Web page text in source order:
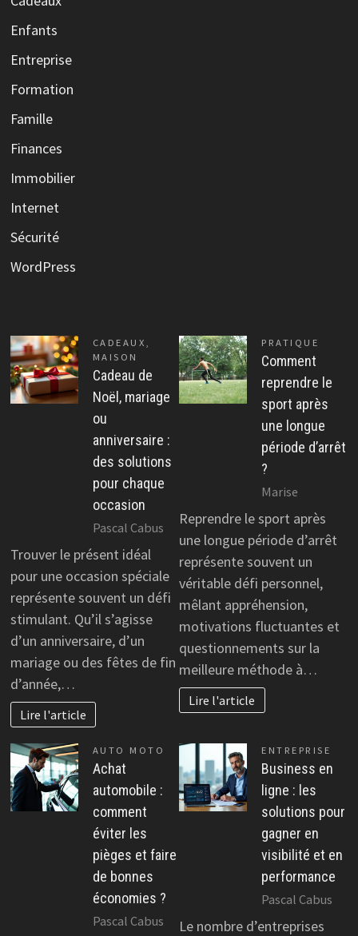
Enfants
Entreprise
Formation
Famille
Finances
Immobilier
Internet
Sécurité
WordPress
CADEAUX ,
MAISON
Cadeau de
Noël, mariage
ou
anniversaire :
des solutions
pour chaque
occasion
Pascal Cabus
Trouver le présent idéal
pour une occasion spéciale
représente souvent un défi
stimulant. Qu’il s’agisse
d’un anniversaire, d’un
mariage ou des fêtes de fin
d’année,…
Lire l'article
PRATIQUE
Comment
reprendre le
sport après
une longue
période d’arrêt
?
Marise
Reprendre le sport après
une longue période d’arrêt
représente souvent un
véritable défi personnel,
mêlant appréhension,
motivations fluctuantes et
questionnements sur la
meilleure méthode à…
Lire l'article
AUTO MOTO
Achat
automobile :
comment
éviter les
pièges et faire
de bonnes
économies ?
Pascal Cabus
ENTREPRISE
Business en
ligne : les
solutions pour
gagner en
visibilité et en
performance
Pascal Cabus
Le nombre d’entreprises